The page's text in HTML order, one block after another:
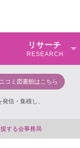
リサーチ
RESEARCH
コミ図書館はこちら
信・集積し、